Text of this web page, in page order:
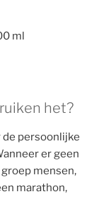
ml
het?
persoonlijke
er geen
mensen,
marathon,